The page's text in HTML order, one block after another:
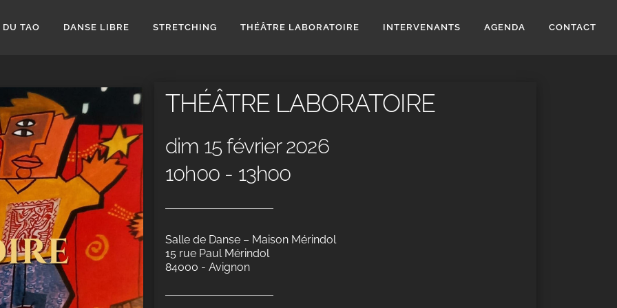
DU TAO DANSE LIBRE STRETCHING THÉÂTRE LABORATOIRE INTERVENANTS AGENDA CONTACT
THÉÂTRE LABORATOIRE
dim 15 février 2026
10h00 - 13h00
Salle de Danse – Maison Mérindol
15 rue Paul Mérindol
84000 - Avignon